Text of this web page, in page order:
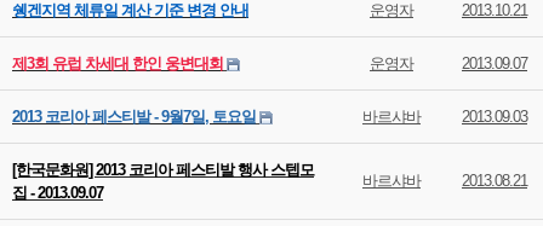
쉥겐지역 체류일 계산 기준 변경 안내 운영자 2013.10.21
제3회 유럽 차세대 한인 웅변대회 운영자 2013.09.07
2013 코리아 페스티발 - 9월7일, 토요일 바르샤바 2013.09.03
[한국문화원] 2013 코리아 페스티발 행사 스텝모
집 - 2013.09.07
바르샤바 2013.08.21